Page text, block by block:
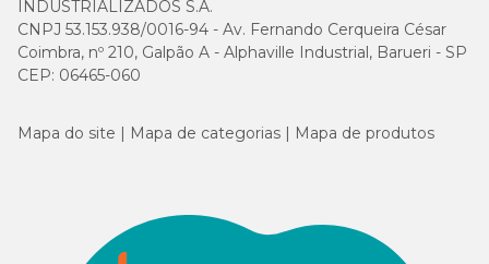
INDUSTRIALIZADOS S.A.
CNPJ 53.153.938/0016-94 - Av. Fernando Cerqueira César
Coimbra, nº 210, Galpão A - Alphaville Industrial, Barueri - SP
CEP: 06465-060
Mapa do site Mapa de categorias Mapa de produtos